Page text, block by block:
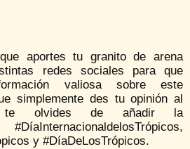
aportes tu granito de arena
redes sociales para que
valiosa sobre este
simplemente des tu opinión al
olvides de añadir la
y #DíaDeLosTrópicos.